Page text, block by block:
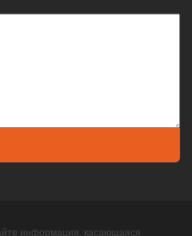
информация, касающаяся